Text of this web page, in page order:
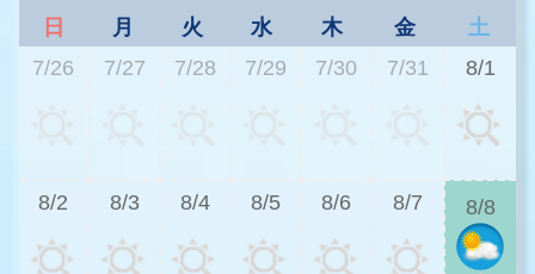
日 月 火 水 木 金
土
7/26
7/27 7/28 7/29 7/30 7/31 8/1
8/2 8/3 8/4 8/5 8/6 8/7 8/8